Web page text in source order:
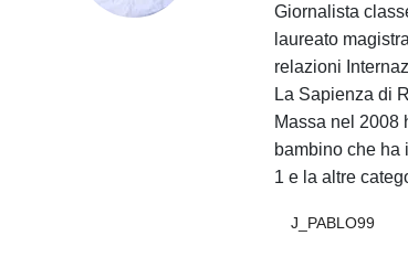
Giornalista
laureato
relazioni
La Sapienza di
Massa nel 2008
bambino che ha
1 e la altre
J_PABLO99